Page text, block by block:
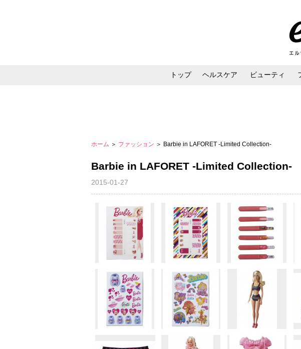
トップ ヘルスケア ビューティ
ホーム ＞ ファッション ＞ Barbie in LAFORET -Limited Collection-
Barbie in LAFORET -Limited Collection-
2015-01-27